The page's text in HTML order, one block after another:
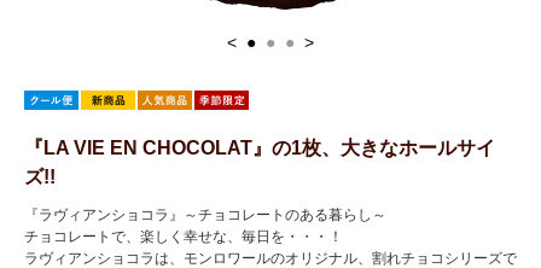
< ● ● ● >
『LA VIE EN CHOCOLAT』の1枚、大きなホールサイ
ズ!!
『ラヴィアンショコラ』～チョコレートのある暮らし～
チョコレートで、楽しく幸せな、毎日を・・・！
ラヴィアンショコラは、モンロワールのオリジナル、割れチョコシリーズで